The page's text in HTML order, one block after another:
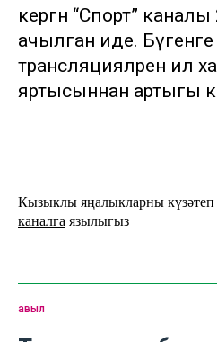
кергән “Спорт”
ачылган иде. Бүгенге
трансляцияләрен ил
яртысыннан артыгы
Кызыклы яңалыкларны күзәтеп
каналга язылыгыз
авыл